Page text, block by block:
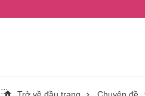
:::